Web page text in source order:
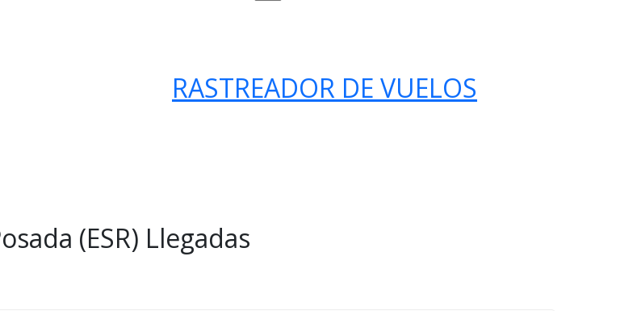
RASTREADOR DE VUELOS
(ESR) Llegadas